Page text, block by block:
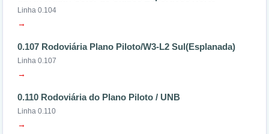
Linha 0.104
→
0.107 Rodoviária Plano Piloto/W3-L2 Sul(Esplanada)
Linha 0.107
→
0.110 Rodoviária do Plano Piloto / UNB
Linha 0.110
→